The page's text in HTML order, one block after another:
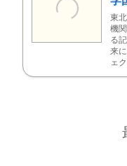
東
機
る
来
ェク